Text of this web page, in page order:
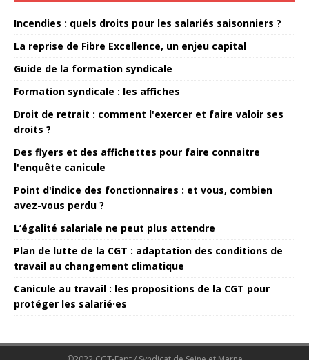
Incendies : quels droits pour les salariés saisonniers ?
La reprise de Fibre Excellence, un enjeu capital
Guide de la formation syndicale
Formation syndicale : les affiches
Droit de retrait : comment l'exercer et faire valoir ses
droits ?
Des flyers et des affichettes pour faire connaitre
l'enquête canicule
Point d'indice des fonctionnaires : et vous, combien
avez-vous perdu ?
L’égalité salariale ne peut plus attendre
Plan de lutte de la CGT : adaptation des conditions de
travail au changement climatique
Canicule au travail : les propositions de la CGT pour
protéger les salarié·es